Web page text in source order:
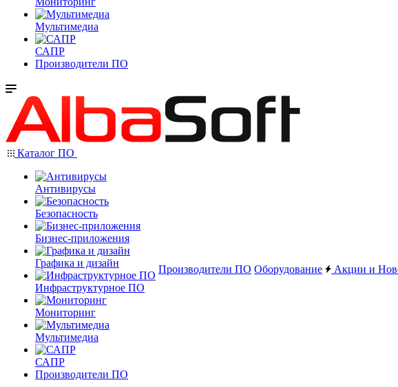
Мультимедиа
САПР
Производители ПО
Каталог ПО
Антивирусы
Безопасность
Бизнес-приложения
Графика и дизайн
Инфраструктурное ПО
Мониторинг
Мультимедиа
САПР
Производители ПО
Производители ПО Оборудование Акции и